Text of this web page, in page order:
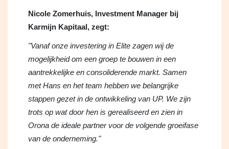
Nicole Zomerhuis, Investment Manager bij
Karmijn Kapitaal, zegt:
"Vanaf onze investering in Elite zagen wij de
mogelijkheid om een groep te bouwen in een
aantrekkelijke en consoliderende markt. Samen
met Hans en het team hebben we belangrijke
stappen gezet in de ontwikkeling van UP. We zijn
trots op wat door hen is gerealiseerd en zien in
Orona de ideale partner voor de volgende groeifase
van de onderneming."